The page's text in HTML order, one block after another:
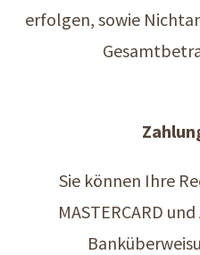
erfolgen, sowie
Sie können Ihre
MASTERCARD